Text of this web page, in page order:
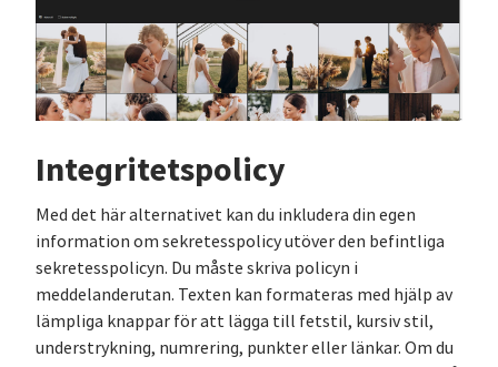
Integritetspolicy
Med det här alternativet kan du inkludera din egen
information om sekretesspolicy utöver den befintliga
sekretesspolicyn. Du måste skriva policyn i
meddelanderutan. Texten kan formateras med hjälp av
lämpliga knappar för att lägga till fetstil, kursiv stil,
understrykning, numrering, punkter eller länkar. Om du